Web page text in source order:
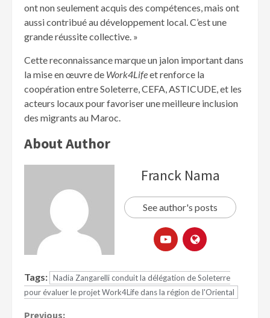
ont non seulement acquis des compétences, mais ont
aussi contribué au développement local. C’est une
grande réussite collective. »
Cette reconnaissance marque un jalon important dans
la mise en œuvre de Work4Lifeet renforce la
coopération entre Soleterre, CEFA, ASTICUDE, et les
acteurs locaux pour favoriser une meilleure inclusion
des migrants au Maroc.
About Author
Franck Nama
See author's posts
Tags: Nadia Zangarelli conduit la délégation de Soleterre
pour évaluer le projet Work4Life dans la région de l'Oriental
Previous: